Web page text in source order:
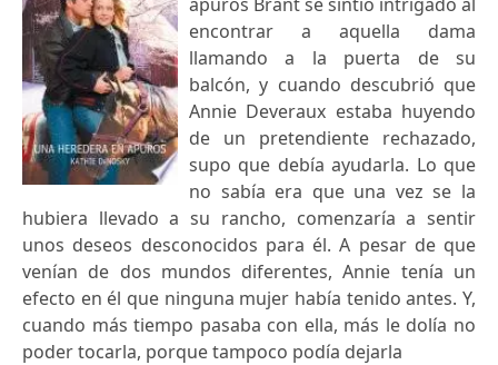
encontrar a aquella dama
llamando a la puerta de su
balcón, y cuando descubrió que
Annie Deveraux estaba huyendo
de un pretendiente rechazado,
supo que debía ayudarla. Lo que
no sabía era que una vez se la
hubiera llevado a su rancho, comenzaría a sentir
unos deseos desconocidos para él. A pesar de que
venían de dos mundos diferentes, Annie tenía un
efecto en él que ninguna mujer había tenido antes. Y,
cuando más tiempo pasaba con ella, más le dolía no
poder tocarla, porque tampoco podía dejarla